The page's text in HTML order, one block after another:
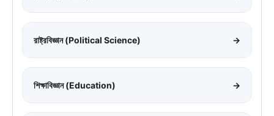
রাষ্ট্রবিজ্ঞান (Political Science) →
শিক্ষাবিজ্ঞান (Education) →